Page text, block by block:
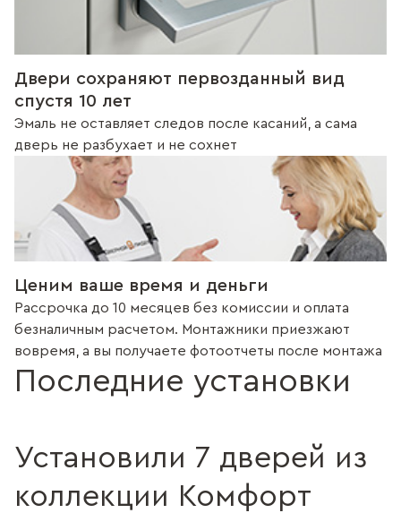
Двери сохраняют первозданный вид
спустя 10 лет
Эмаль не оставляет следов после касаний, а сама
дверь не разбухает и не сохнет
Ценим ваше время и деньги
Рассрочка до 10 месяцев без комиссии и оплата
безналичным расчетом. Монтажники приезжают
вовремя, а вы получаете фотоотчеты после монтажа
Последние установки
Установили 7 дверей из
коллекции Комфорт